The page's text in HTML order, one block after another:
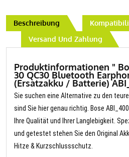
Beschreibung
Versand Und Zahlung
Produktinformationen "
30 QC30 Bluetooth
(Ersatzakku / Batterie)
Sie suchen eine Alternative zu den
sind Sie hier genau richtig. Bose
Ihre Qualität und Ihrer Langlebigkeit.
und getestet stehen Sie den Original
Hitze & Kurzschlussschutz.